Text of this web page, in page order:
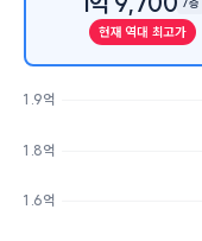
현재 역대 최고가
1.6억
1.8억
1.9억